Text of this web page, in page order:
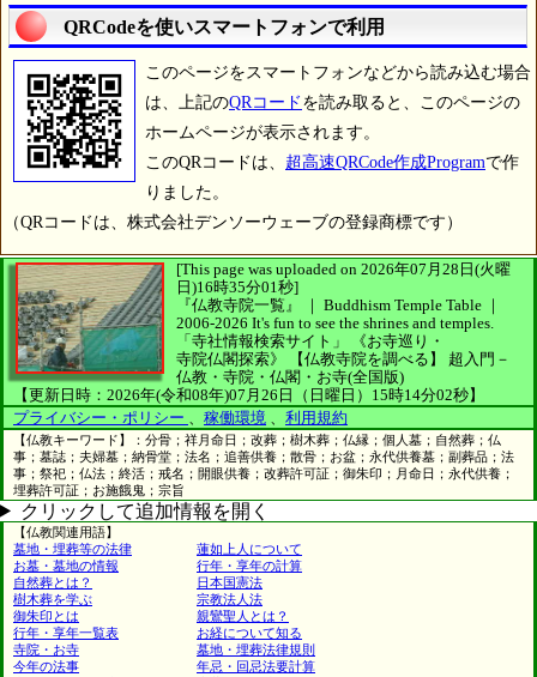
QRCodeを使いスマートフォンで利用
このページをスマートフォンなどから読み込む場合
は、上記のQRコード を読み取ると、このページの
ホームページが表示されます。
このQRコードは、 超高速QRCode作成Programで作
りました。
（QRコードは、株式会社デンソーウェーブの登録商標です）
[This page was uploaded on 2026年07月28日(火曜
日)16時35分01秒]
『仏教寺院一覧』 ｜ Buddhism Temple Table ｜
2006-2026 It's fun to see the shrines and temples.
「寺社情報検索サイト」
《お寺巡り・
寺院仏閣探索》
【仏教寺院を調べる】
超入門－
仏教・寺院・仏閣・お寺(全国版)
【更新日時：2026年(令和08年)07月26日（日曜日）15時14分02秒】
プライバシー・ポリシー
稼働環境 利用規約
【仏教キーワード】：分骨；祥月命日；改葬；樹木葬；仏縁；個人墓；自然葬；仏
事；墓誌；夫婦墓；納骨堂；法名；追善供養；散骨；お盆；永代供養墓；副葬品；法
事；祭祀；仏法；終活；戒名；開眼供養；改葬許可証；御朱印；月命日；永代供養；
埋葬許可証；お施餓鬼；宗旨
クリックして追加情報を開く
【仏教関連用語】
墓地・埋葬等の法律
蓮如上人について
お墓・墓地の情報
行年・享年の計算
自然葬とは？
日本国憲法
樹木葬を学ぶ
宗教法人法
御朱印とは
親鸞聖人とは？
行年・享年一覧表
お経について知る
寺院・お寺
墓地・埋葬法律規則
今年の法事
年忌・回忌法要計算